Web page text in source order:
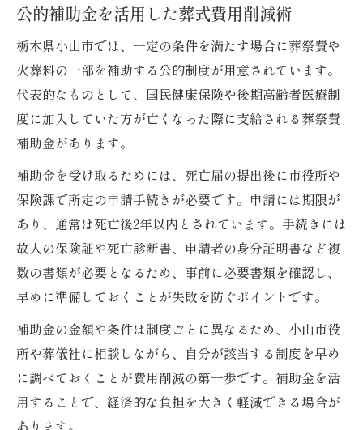
公的補助金を活用した葬式費用削減術
栃木県小山市では、一定の条件を満たす場合に葬祭費や
火葬料の一部を補助する公的制度が用意されています。
代表的なものとして、国民健康保険や後期高齢者医療制
度に加入していた方が亡くなった際に支給される葬祭費
補助金があります。
補助金を受け取るためには、死亡届の提出後に市役所や
保険課で所定の申請手続きが必要です。申請には期限が
あり、通常は死亡後2年以内とされています。手続きには
故人の保険証や死亡診断書、申請者の身分証明書など複
数の書類が必要となるため、事前に必要書類を確認し、
早めに準備しておくことが失敗を防ぐポイントです。
補助金の金額や条件は制度ごとに異なるため、小山市役
所や葬儀社に相談しながら、自分が該当する制度を早め
に調べておくことが費用削減の第一歩です。補助金を活
用することで、経済的な負担を大きく軽減できる場合が